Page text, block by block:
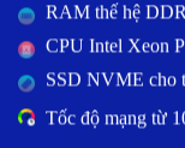
RAM thế hệ
CPU Intel Xeon
SSD NVME cho
Tốc độ mạng từ